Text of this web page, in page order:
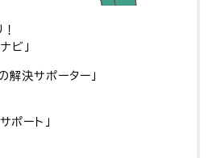
ビ」
解決サポーター」
ポート」